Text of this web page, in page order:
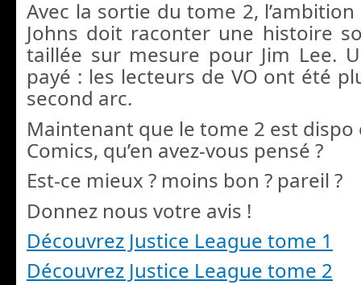
Avec la sortie du tome 2,
Johns doit raconter une histoire
taillée sur mesure pour Jim Lee.
payé : les lecteurs de VO ont été
second arc.
Maintenant que le tome 2 est dispo
Comics, qu’en avez-vous pensé ?
Est-ce mieux ? moins bon ? pareil ?
Donnez nous votre avis !
Découvrez Justice League tome 1
Découvrez Justice League tome 2